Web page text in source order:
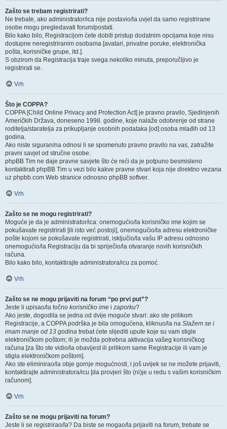
Zašto se trebam registrirati?
Ne trebate, ako administrator/ica nije postavio/la uvjet da samo registrirane
osobe mogu pregledavati forum/postati.
Bilo kako bilo, Registracijom ćete dobiti pristup dodatnim opcijama koje nisu
dostupne neregistriranim osobama [avatari, privatne poruke, elektronička
pošta, korisničke grupe, itd.].
S obzirom da Registracija traje svega nekoliko minuta, preporučljivo je
registrirati se.
Vrh
Što je COPPA?
COPPA [Child Online Privacy and Protection Act] je pravno pravilo, Sjedinjenih
Američkih Država, doneseno 1998. godine, koje nalaže odobrenje od strane
roditelja/staratelja za prikupljanje osobnih podataka [od] osoba mlađih od 13
godina.
Ako niste siguran/na odnosi li se spomenuto pravno pravilo na vas, zatražite
pravni savjet od stručne osobe.
phpBB Tim ne daje pravne savjete što će reći da je potpuno besmisleno
kontaktirati phpBB Tim u vezi bilo kakve pravne stvari koja nije direktno vezana
uz phpbb.com Web stranice odnosno phpBB softver.
Vrh
Zašto se ne mogu registrirati?
Moguće je da je administrator/ica: onemogućio/la korisničko ime kojim se
pokušavate registrirati [ili isto već postoji], onemogućio/la adresu elektroničke
pošte kojom se pokušavate registrirati, isključio/la vašu IP adresu odnosno
onemogućio/la Registraciju da bi spriječio/la otvaranje novih korisničkih
računa.
Bilo kako bilo, kontaktirajte administratora/icu za pomoć.
Vrh
Zašto se ne mogu prijaviti na forum “po prvi put”?
Jeste li upisao/la točno korisničko ime i zaporku?
Ako jeste, dogodila se jedna od dvije moguće stvari: ako ste prilikom
Registracije, a COPPA podrška je bila omogućena, kliknuo/la na Slažem se i
imam manje od 13 godina trebat ćete slijediti upute koje su vam stigle
elektroničkom poštom; ili je možda potrebna aktivacija vašeg korisničkog
računa [za što ste vidio/la obavijest ili prilikom same Registracije ili vam je
stigla elektroničkom poštom].
Ako ste eliminirao/la obje gornje mogućnosti, i još uvijek se ne možete prijaviti,
kontaktirajte administratora/icu [da provjeri što (ni)je u redu s vašim korisničkim
računom].
Vrh
Zašto se ne mogu prijaviti na forum?
Jeste li se registrirao/la? Da biste se mogao/la prijaviti na forum, trebate se